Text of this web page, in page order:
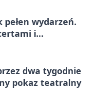
wydarzeń.
i
dwa tygodnie
pokaz teatralny